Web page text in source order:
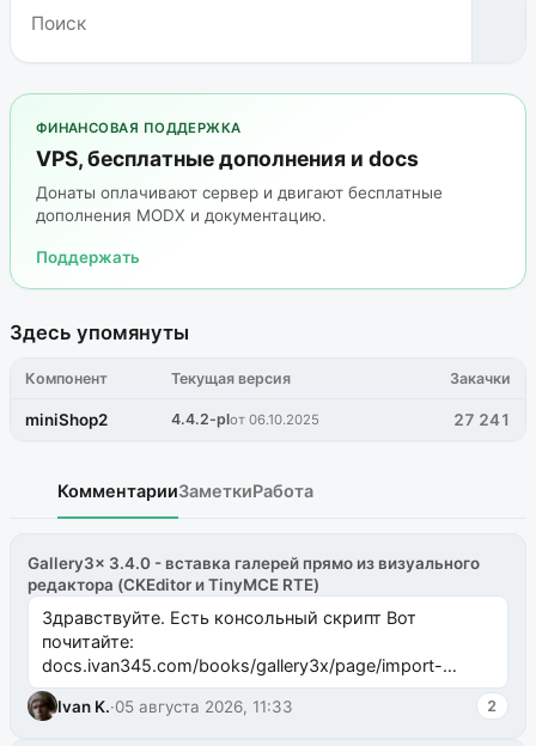
ФИНАНСОВАЯ ПОДДЕРЖКА
VPS, бесплатные дополнения и docs
Донаты оплачивают сервер и двигают бесплатные
дополнения MODX и документацию.
Поддержать
Здесь упомянуты
Компонент Текущая версия Закачки
miniShop2 4.4.2-plот 06.10.2025 27 241
КомментарииЗаметкиРабота
Gallery3x 3.4.0 - вставка галерей прямо из визуального
редактора (CKEditor и TinyMCE RTE)
Здравствуйте. Есть консольный скрипт Вот
почитайте:
docs.ivan345.com/books/gallery3x/page/import-
ms2galleryphp
Ivan K.·05 августа 2026, 11:33 2